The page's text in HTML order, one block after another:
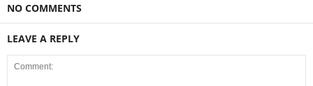
NO COMMENTS
LEAVE A REPLY